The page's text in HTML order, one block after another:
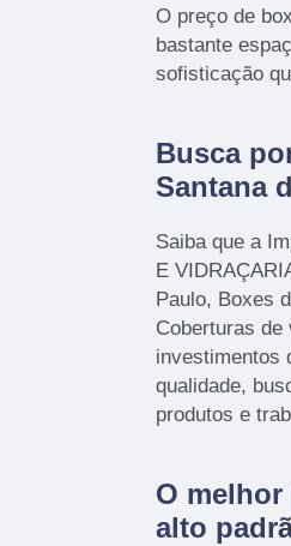
O preço de
bastante
sofisticação
Busca
Santana
Saiba que a
E
Paulo, Boxes
Coberturas
investimentos
qualidade,
produtos e
O
alto